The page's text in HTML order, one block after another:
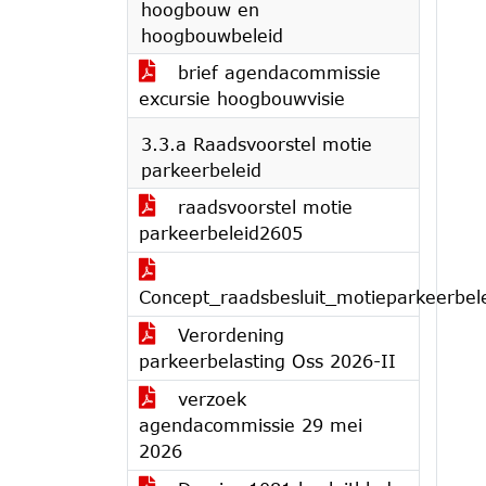
hoogbouw en
hoogbouwbeleid
brief agendacommissie
excursie hoogbouwvisie
3.3.a Raadsvoorstel motie
parkeerbeleid
raadsvoorstel motie
parkeerbeleid2605
Verordening
parkeerbelasting Oss 2026-II
verzoek
agendacommissie 29 mei
2026